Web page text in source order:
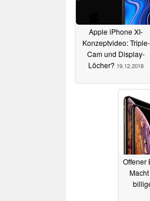
Apple iPhone XI-
Konzeptvideo: Triple-
Cam und Display-
Löcher? 19.12.2018
Offener